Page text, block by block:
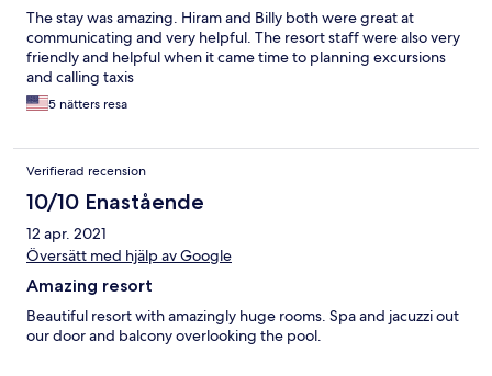
The stay was amazing. Hiram and Billy both were great at
communicating and very helpful. The resort staff were also very
friendly and helpful when it came time to planning excursions
and calling taxis
5 nätters resa
Verifierad recension
10/10 Enastående
12 apr. 2021
Översätt med hjälp av Google
Amazing resort
Beautiful resort with amazingly huge rooms. Spa and jacuzzi out
our door and balcony overlooking the pool.